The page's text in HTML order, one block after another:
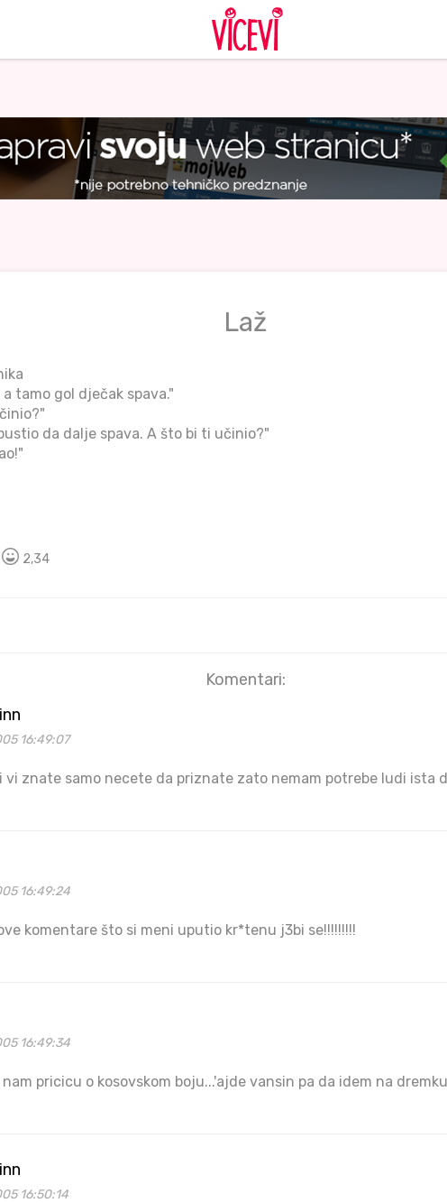
Laž
tamo gol dječak spava."
da dalje spava. A što bi ti učinio?"
2,34
Komentari:
16:49:07
vi znate samo necete da priznate zato nemam potrebe ludi ista
16:49:24
komentare što si meni uputio kr*tenu j3bi se!!!!!!!!!
16:49:34
pricicu o kosovskom boju...'ajde vansin pa da idem na
16:50:14